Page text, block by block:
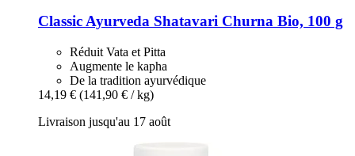
Classic Ayurveda Shatavari Churna Bio, 100 g
Réduit Vata et Pitta
Augmente le kapha
De la tradition ayurvédique
14,19 € (141,90 € / kg)
Livraison jusqu'au 17 août